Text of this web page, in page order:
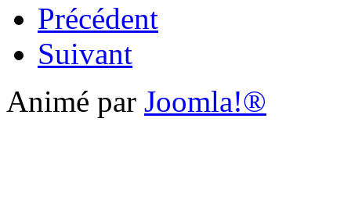
Précédent
Suivant
Animé par Joomla!®